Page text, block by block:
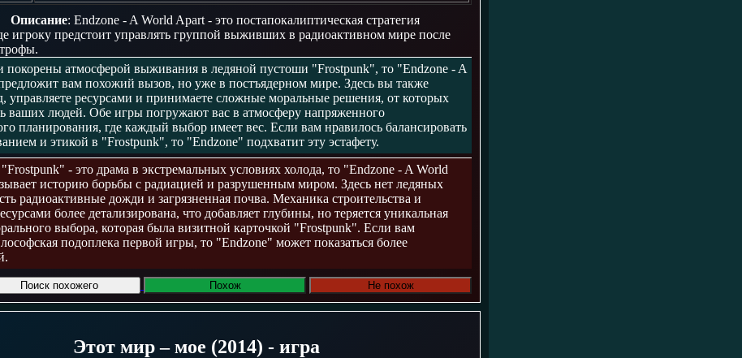
Описание: Endzone - A World Apart - это постапокалиптическая стратегия
игроку предстоит управлять группой выживших в радиоактивном мире после
атмосферой выживания в ледяной пустоши "Frostpunk", то "Endzone - A
вам похожий вызов, но уже в постъядерном мире. Здесь вы также
управляете ресурсами и принимаете сложные моральные решения, от которых
ваших людей. Обе игры погружают вас в атмосферу напряженного
планирования, где каждый выбор имеет вес. Если вам нравилось балансировать
и этикой в "Frostpunk", то "Endzone" подхватит эту эстафету.
- это драма в экстремальных условиях холода, то "Endzone - A World
историю борьбы с радиацией и разрушенным миром. Здесь нет ледяных
радиоактивные дожди и загрязненная почва. Механика строительства и
более детализирована, что добавляет глубины, но теряется уникальная
выбора, которая была визитной карточкой "Frostpunk". Если вам
подоплека первой игры, то "Endzone" может показаться более
Поиск похожего Похож Не похож
Этот мир – мое (2014) - игра